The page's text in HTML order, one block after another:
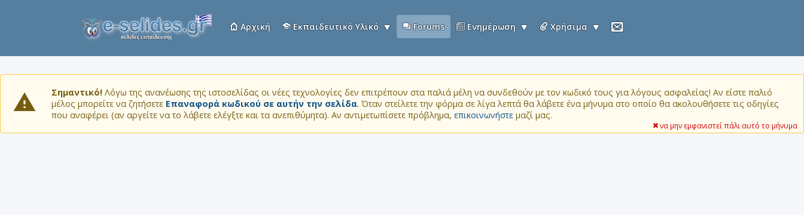
Αρχική Εκπαιδευτικό Υλικό Forums Ενημέρωση Χρήσιμα
Σημαντικό! Λόγω της ανανέωσης της ιστοσελίδας οι νέες τεχνολογίες δεν επιτρέπουν στα παλιά μέλη να συνδεθούν με τον κωδικό τους για λόγους ασφαλείας! Αν είστε παλιό
μέλος μπορείτε να ζητήσετε Επαναφορά κωδικού σε αυτήν την σελίδα. Όταν στείλετε την φόρμα σε λίγα λεπτά θα λάβετε ένα μήνυμα στο οποίο θα ακολουθήσετε τις οδηγίες
που αναφέρει (αν αργείτε να το λάβετε ελέγξτε και τα ανεπιθύμητα). Αν αντιμετωπίσετε πρόβλημα, επικοινωνήστε μαζί μας.
να μην εμφανιστεί πάλι αυτό το μήνυμα